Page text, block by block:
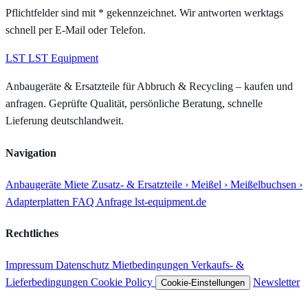
Pflichtfelder sind mit * gekennzeichnet. Wir antworten werktags
schnell per E-Mail oder Telefon.
LST LST Equipment
Anbaugeräte & Ersatzteile für Abbruch & Recycling – kaufen und
anfragen. Geprüfte Qualität, persönliche Beratung, schnelle
Lieferung deutschlandweit.
Navigation
Anbaugeräte Miete Zusatz- & Ersatzteile › Meißel › Meißelbuchsen ›
Adapterplatten FAQ Anfrage lst-equipment.de
Rechtliches
Impressum Datenschutz Mietbedingungen Verkaufs- &
Lieferbedingungen Cookie Policy Cookie-Einstellungen Newsletter